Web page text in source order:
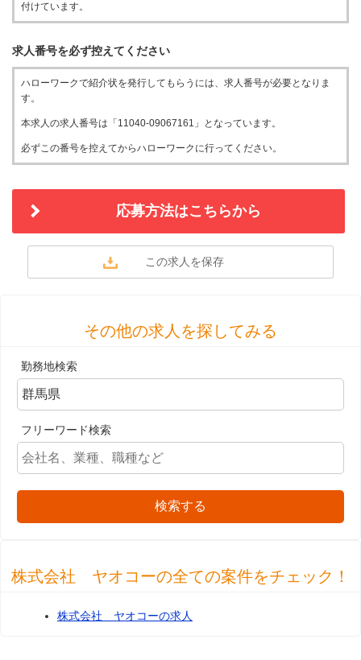
付けています。
求人番号を必ず控えてください
ハローワークで紹介状を発行してもらうには、求人番号が必要となりま
す。
本求人の求人番号は「11040-09067161」となっています。
必ずこの番号を控えてからハローワークに行ってください。
応募方法はこちらから
その他の求人を探してみる
勤務地検索
フリーワード検索
検索する
株式会社 ヤオコーの全ての案件をチェック！
株式会社 ヤオコーの求人